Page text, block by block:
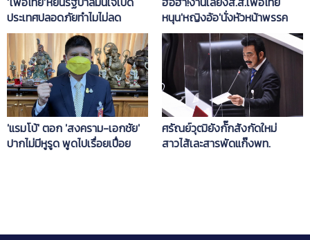
ประเทศปลอดภัยทำไมไม่ลด
เคอร์ฟิวอีก
หนุน'หญิงอ้อ'นั่งหัวหน้าพรรค
'ทักษิณ'ขอแลนด์สไลด์ ชนะ
ธรรมดาไม่ได้เป็นรัฐบาล
'แรมโบ้' ตอก 'สงคราม-เอกชัย'
ปากไม่มีหูรูด พูดไปเรื่อยเปื่อย
ศรัณย์วุฒิยังกั๊กสังกัดใหม่
สาวไส้เละสารพัดแก๊งพท.